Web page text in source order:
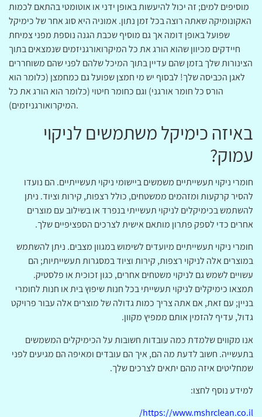
מוסיפים למים; זה יכול להיעשות באופן ידני או אוטומטי בהתאם לכמות
האקונומיקה שאתה רוצה בכל זמן נתון. אמוניה היא סוג אחר של כימיקל
שפועל באופן דומה אך גם מוסיף שכבת הגנה נוספת מפני צמיחת
חיידקים מכיוון שהוא הורג את כל המיקרואורגניזמים שנמצאים בתוך
הצינורות שלך בזמן שהם עדיין בתוך המיכל שלהם לפני שהם משוחררים
לאגן הכביסה שלך! לבסוף יש מי חמצן שפועל גם כמחמצן (כלומר הוא
הורס כל חומר אורגני) וגם כחומר חיטוי (כלומר הוא הורג את כל
המיקרואורגניזמים).
באיזה כימיקל משתמשים לניקוי
עמוק?
חומרי ניקוי תעשייתיים משמשים ביישומי ניקוי תעשייתיים. הם נועדו
להסיר קרקעות ומזהמים ממשטחים, כולל רצפות, קירות וציוד. ניתן
להשתמש בכימיקלים לניקוי תעשייתי בנפרד או בשילוב עם מוצרים
אחרים כדי לספק פתרון מותאם אישית לצרכים הספציפיים שלך.
חומרי ניקוי תעשייתיים מיועדים לשימוש במגוון מצבים. ניתן להשתמש
במוצרים אלה לניקוי רצפות, קירות וציוד במסגרות תעשייתיות; הם
עשויים לשמש גם לניקוי משטחים אחרים, כגון זכוכית או פלסטיק.
תמצאו כימיקלים לניקוי תעשייתי בכל חנות שיפוץ בית או חנות לחומרי
בניין; עם זאת, אם אתה צריך כמות גדולה של מוצרים אלה עבור פרויקט
גדול, עדיף להזמין אותם ממפיץ מקוון.
אנו מקווים שלמדת כמה עובדות חשובות על הכימיקלים המשמשים
בתעשייה. חשוב לדעת מה הם, איך הם עובדים ומאיפה הם מגיעים לפני
שמחליטים איזה מהם יתאים לצרכים שלך.
למידע נוסף לחצו:
https://www.mshrclean.co.il/